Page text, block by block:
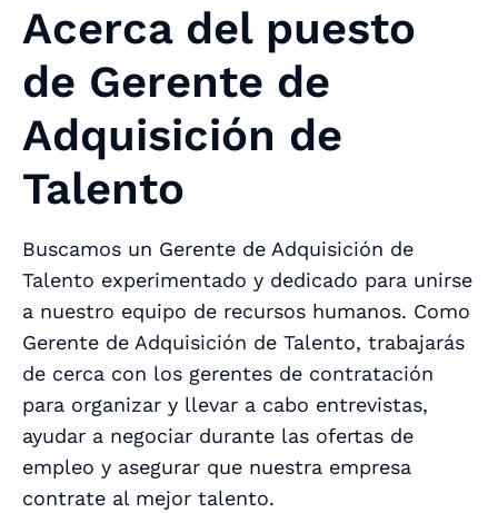
Acerca del puesto
de Gerente de
Adquisición de
Talento
Buscamos un Gerente de Adquisición de
Talento experimentado y dedicado para unirse
a nuestro equipo de recursos humanos. Como
Gerente de Adquisición de Talento, trabajarás
de cerca con los gerentes de contratación
para organizar y llevar a cabo entrevistas,
ayudar a negociar durante las ofertas de
empleo y asegurar que nuestra empresa
contrate al mejor talento.